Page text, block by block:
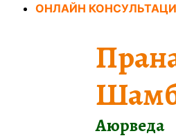
ПерейтиОНЛАЙН
Аюрведа